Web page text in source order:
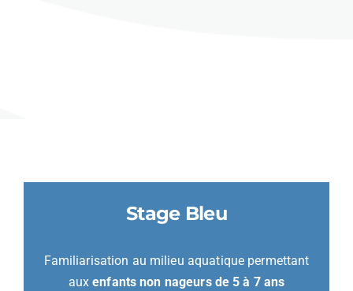
Stage Bleu
Familiarisation au milieu aquatique permettant
auxenfants non nageurs de 5 à 7 ans